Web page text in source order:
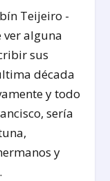
Teijeiro -
ver alguna
sus
década
y todo
sería
y